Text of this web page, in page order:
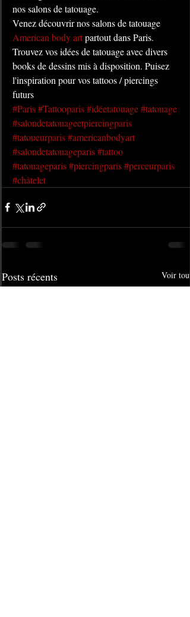
nos salons de tatouage.
Venez découvrir nos salons de tatouage
American body art partout dans Paris.
Trouvez vos idées de tatouage avec divers
books de dessins mis à disposition. Puisez
l'inspiration pour vos tattoos / piercings
futurs
#Paris#Tattooparis#idéetatouage#tatouage
#salondetatouageetpiercingparis
#tatoueurparis#americanbodyart
#salondetatouageparis#tattoo
#tatouageparis#piercingparis#perceurparis
#châtelet
Posts récents Voir tout